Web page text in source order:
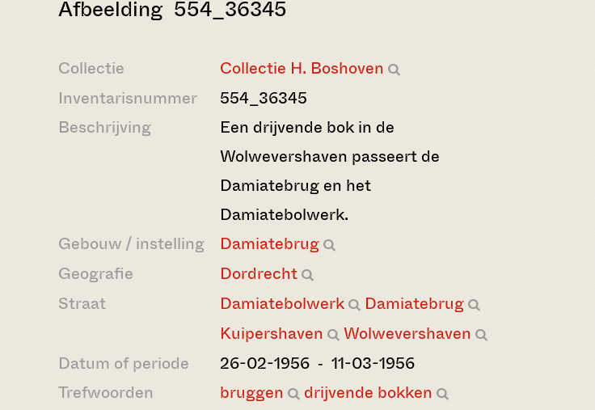
Afbeelding 554_36345
Collectie
Collectie H. Boshoven
Inventarisnummer
554_36345
Beschrijving
Een drijvende bok in de
Wolwevershaven passeert de
Damiatebrug en het
Damiatebolwerk.
Gebouw / instelling
Damiatebrug
Geografie
Dordrecht
Straat
Damiatebolwerk
Damiatebrug
Kuipershaven
Wolwevershaven
Datum of periode
26-02-1956 ‐ 11-03-1956
Trefwoorden
bruggen
drijvende bokken